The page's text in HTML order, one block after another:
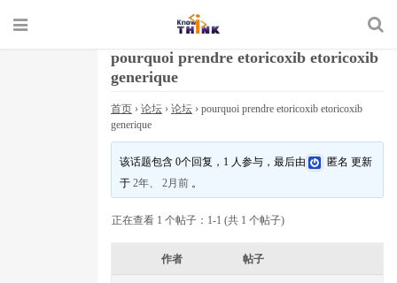
pourquoi prendre etoricoxib etoricoxib
generique
首页 › 论坛 › 论坛 › pourquoi prendre etoricoxib etoricoxib
generique
该话题包含 0个回复，1 人参与，最后由 匿名 更新
于2年、 2月前 。
正在查看 1 个帖子：1-1 (共 1 个帖子)
作者 帖子